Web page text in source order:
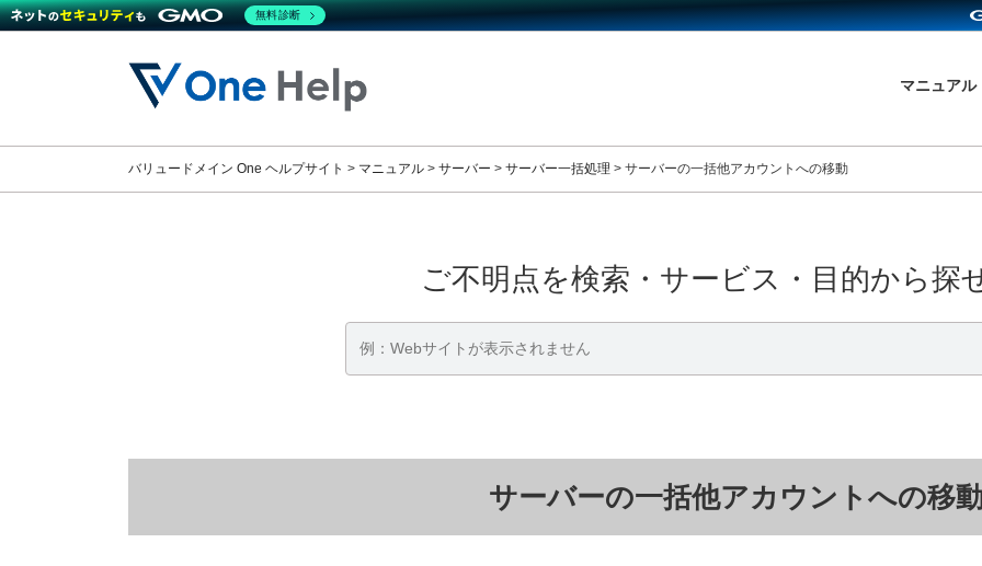
マニュアル
バリュードメイン One ヘルプサイト > マニュアル > サーバー > サーバー一括処理 > サーバーの一括他アカウントへの移動
ご不明点を検索・サービス・目的から探
サーバーの一括他アカウントへの移
無料診断